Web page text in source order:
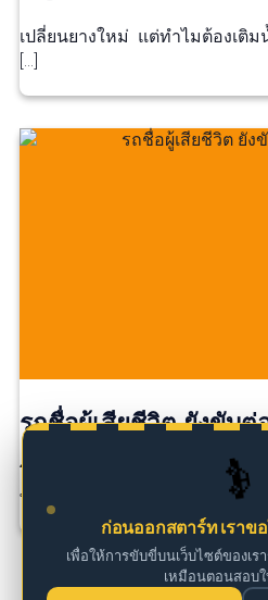
🚗
ก่อนออกสตาร์ท เราข
เพื่อให้การขับขี่บนเว็บไซต์ของเ
เหมือนตอนสอบ
เปลี่ยนยางใหม่ แต่ทำไมต้องเติ
[…]
รถชื่อผู้เสียชีวิต ยังขับต่
โดยทั่วไป รถยังสามารถใช้งา
พ.ร.บ […]